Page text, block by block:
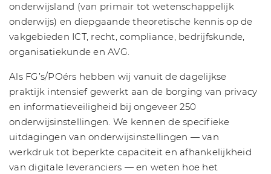
onderwijsland (van primair tot wetenschappelijk
onderwijs) en diepgaande theoretische kennis op de
vakgebieden ICT, recht, compliance, bedrijfskunde,
organisatiekunde en AVG.
Als FG’s/POérs hebben wij vanuit de dagelijkse
praktijk intensief gewerkt aan de borging van privacy
en informatieveiligheid bij ongeveer 250
onderwijsinstellingen. We kennen de specifieke
uitdagingen van onderwijsinstellingen — van
werkdruk tot beperkte capaciteit en afhankelijkheid
van digitale leveranciers — en weten hoe het